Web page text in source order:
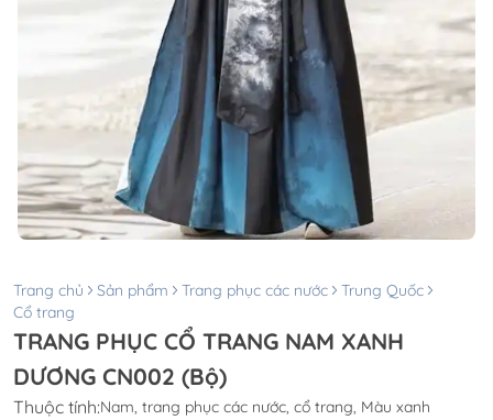
Trang chủ Sản phẩm Trang phục các nước
Trung Quốc
Cổ trang
TRANG PHỤC CỔ TRANG NAM XANH
DƯƠNG CN002 (Bộ)
Thuộc tính:Nam, trang phục các nước, cổ trang, Màu xanh